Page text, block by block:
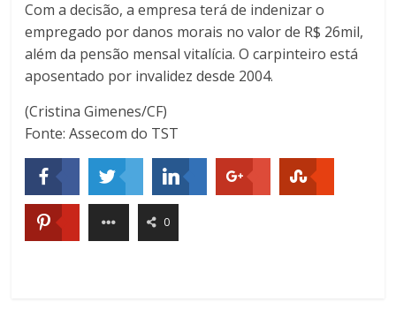
Com a decisão, a empresa terá de indenizar o
empregado por danos morais no valor de R$ 26mil,
além da pensão mensal vitalícia. O carpinteiro está
aposentado por invalidez desde 2004.
(Cristina Gimenes/CF)
Fonte: Assecom do TST
0